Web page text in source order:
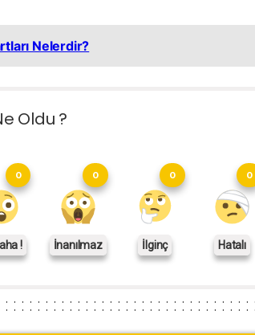
Nelerdir?
Oldu ?
!
0
İnanılmaz
0
İlginç
0
Hatalı
0